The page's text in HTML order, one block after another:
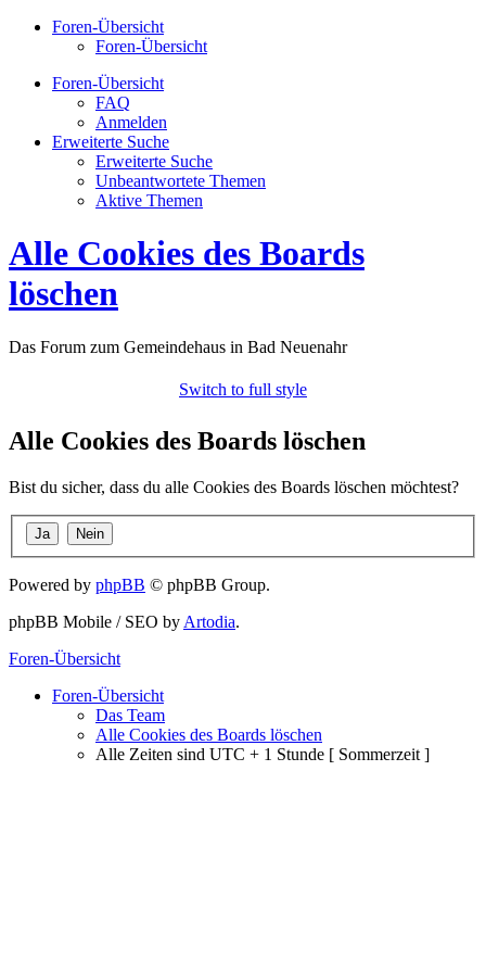
Foren-Übersicht
Foren-Übersicht
Foren-Übersicht
FAQ
Anmelden
Erweiterte Suche
Erweiterte Suche
Unbeantwortete Themen
Aktive Themen
Alle Cookies des Boards
löschen
Das Forum zum Gemeindehaus in Bad Neuenahr
Switch to full style
Alle Cookies des Boards löschen
Bist du sicher, dass du alle Cookies des Boards löschen möchtest?
Powered by phpBB © phpBB Group.
phpBB Mobile / SEO by Artodia.
Foren-Übersicht
Foren-Übersicht
Das Team
Alle Cookies des Boards löschen
Alle Zeiten sind UTC + 1 Stunde [ Sommerzeit ]